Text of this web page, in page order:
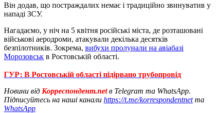
Він додав, що постраждалих немає і традиційно звинуватив у
нападі ЗСУ.
Нагадаємо, у ніч на 5 квітня російські міста, де розташовані
військові аеродроми, атакували декілька десятків
безпілотників. Зокрема, вибухи пролунали на авіабазі
Морозовськ в Ростовській області.
ГУР: В Ростовській області підірвано трубопровід
Новини від Корреспондент.netв Telegram та WhatsApp.
Підписуйтесь на наші канали https://t.me/korrespondentnetта
WhatsApp